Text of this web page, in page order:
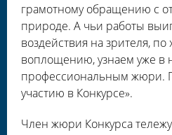
грамотному обращению с
природе. А чьи работы
воздействия на зрителя,
воплощению, узнаем уже в
профессиональным жюри.
участию в Конкурсе».
Член жюри Конкурса